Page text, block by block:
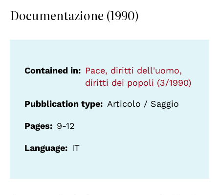
Documentazione (1990)
Contained in
Pace, diritti dell'uomo,
diritti dei popoli (3/1990)
Pubblication type Articolo / Saggio
Pages 9-12
Language IT